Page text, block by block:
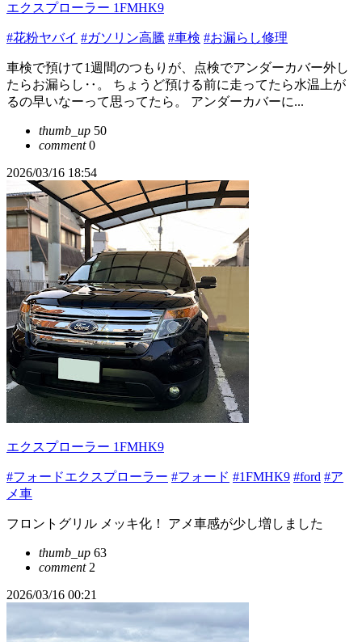
エクスプローラー 1FMHK9
#花粉ヤバイ #ガソリン高騰 #車検 #お漏らし修理
車検で預けて1週間のつもりが、点検でアンダーカバー外し
たらお漏らし‥。 ちょうど預ける前に走ってたら水温上が
るの早いなーって思ってたら。 アンダーカバーに...
thumb_up 50
comment0
2026/03/16 18:54
エクスプローラー 1FMHK9
#フォードエクスプローラー #フォード #1FMHK9 #ford #ア
メ車
フロントグリル メッキ化！ アメ車感が少し増しました
thumb_up 63
comment2
2026/03/16 00:21